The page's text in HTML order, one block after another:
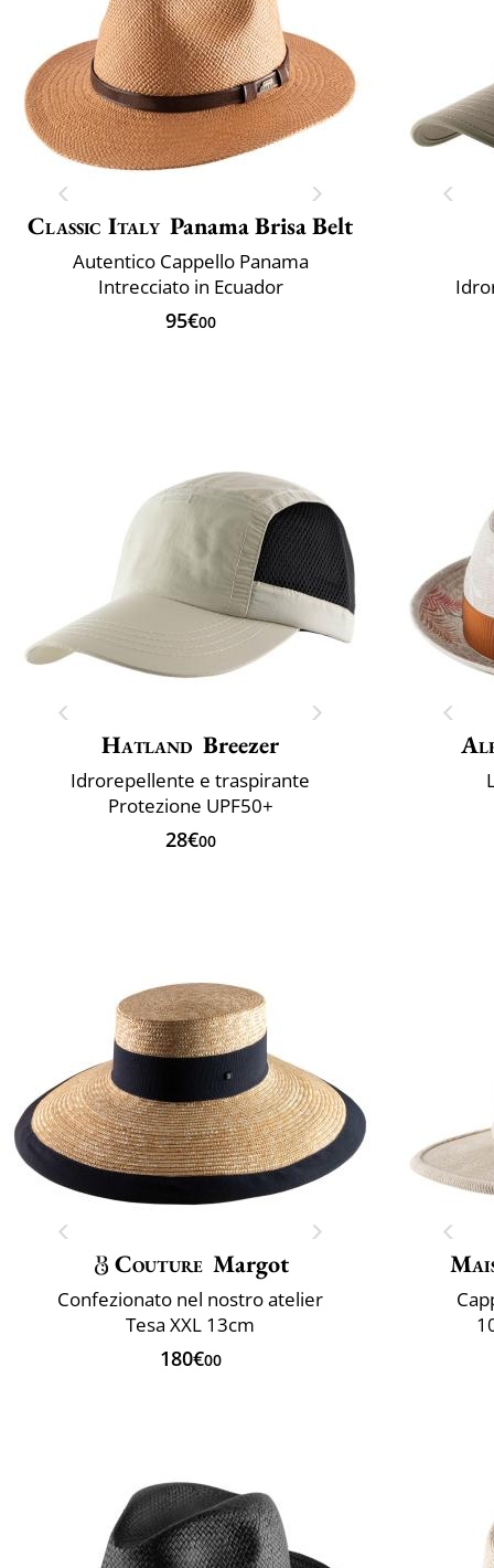
Classic Italy Panama Brisa Belt
Autentico Cappello Panama
Intrecciato in Ecuador
95€00
Hatland Breezer
Idrorepellente e traspirante
Protezione UPF50+
28€00
Couture Margot
Confezionato nel nostro atelier
Tesa XXL 13cm
180€00